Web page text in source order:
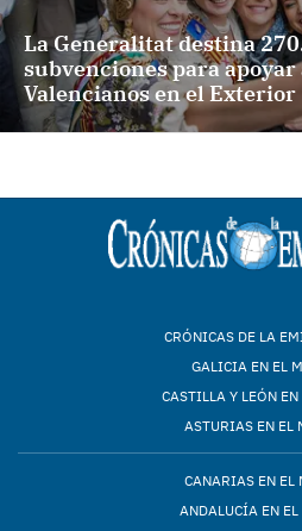
La Generalitat destina
subvenciones para apoyar
Valencianos en el Exterior
CRÓNICAS DE LA
GALICIA EN EL
CASTILLA Y LEÓN
ASTURIAS EN EL
CANARIAS EN EL
ANDALUCÍA EN EL